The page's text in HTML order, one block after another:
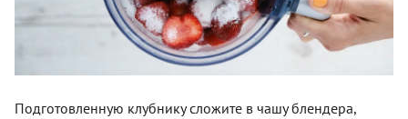
Подготовленную клубнику сложите в чашу блендера,